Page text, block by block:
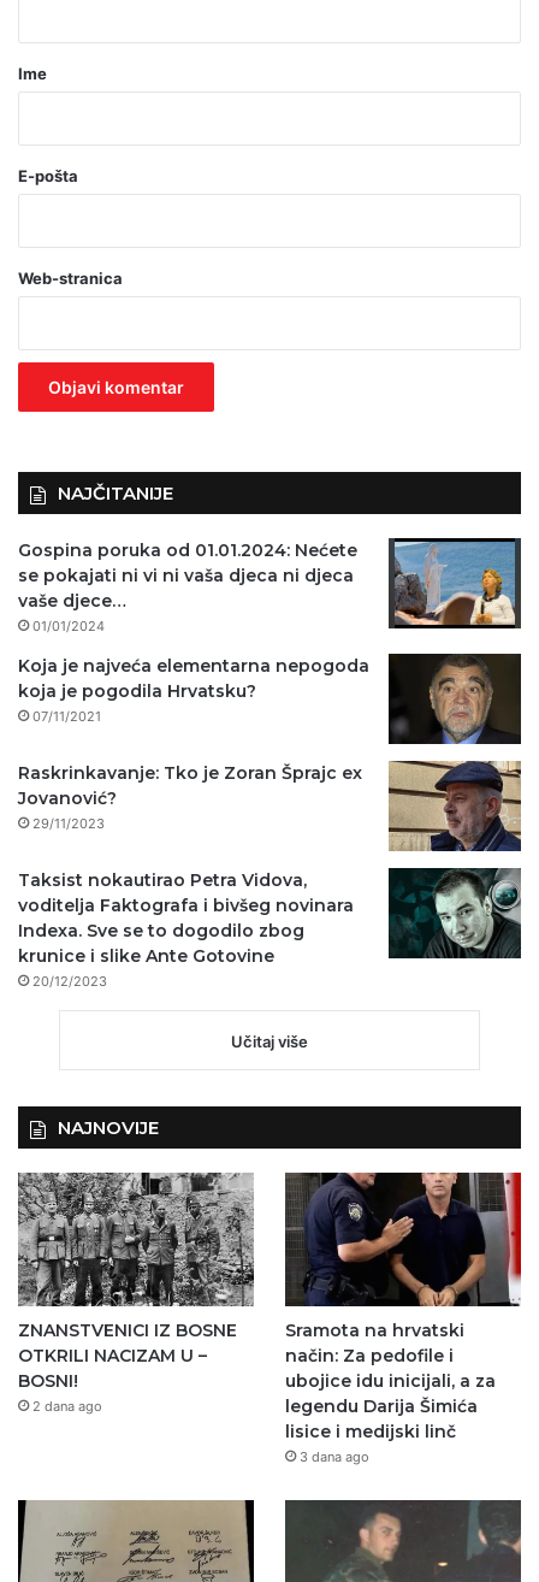
r
o
a
v
z
Ime
E-pošta
Web-stranica
NAJČITANIJE
Gospina poruka od 01.01.2024: Nećete
se pokajati ni vi ni vaša djeca ni djeca
vaše djece…
01/01/2024
Koja je najveća elementarna nepogoda
koja je pogodila Hrvatsku?
07/11/2021
Raskrinkavanje: Tko je Zoran Šprajc ex
Jovanović?
29/11/2023
Taksist nokautirao Petra Vidova,
voditelja Faktografa i bivšeg novinara
Indexa. Sve se to dogodilo zbog
krunice i slike Ante Gotovine
20/12/2023
Učitaj više
NAJNOVIJE
ZNANSTVENICI IZ BOSNE
OTKRILI NACIZAM U –
BOSNI!
2 dana ago
Sramota na hrvatski
način: Za pedofile i
ubojice idu inicijali, a za
legendu Darija Šimića
lisice i medijski linč
3 dana ago